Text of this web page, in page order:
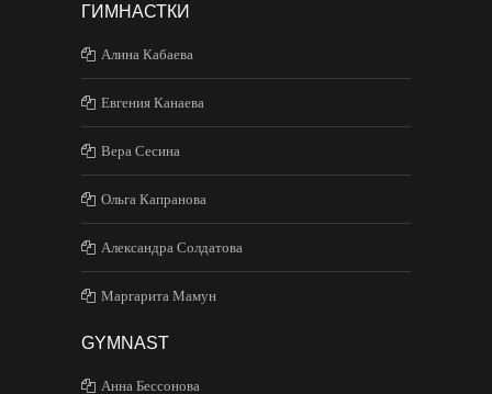
ГИМНАСТКИ
Алина Кабаева
Евгения Канаева
Вера Сесина
Ольга Капранова
Александра Солдатова
Маргарита Мамун
GYMNAST
Анна Бессонова